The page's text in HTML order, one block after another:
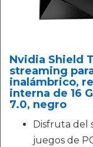
Nvidia Shield
streaming
inalámbrico,
interna de 16
7.0, negro
Disfruta del
juegos de